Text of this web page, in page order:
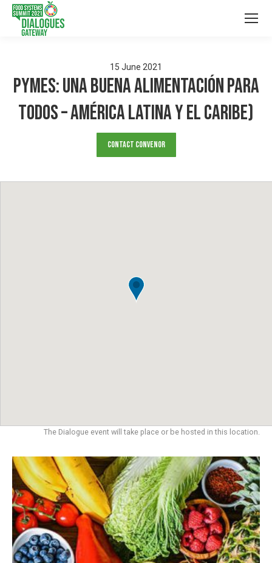
15 June 2021
Pymes: Una buena alimentación para
todos – América Latina y el Caribe)
Contact Convenor
The Dialogue event will take place or be hosted in this location.